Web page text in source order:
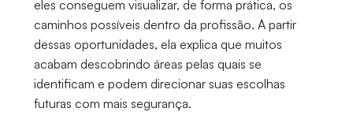
eles conseguem visualizar, de forma prática, os
caminhos possíveis dentro da profissão. A partir
dessas oportunidades, ela explica que muitos
acabam descobrindo áreas pelas quais se
identificam e podem direcionar suas escolhas
futuras com mais segurança.